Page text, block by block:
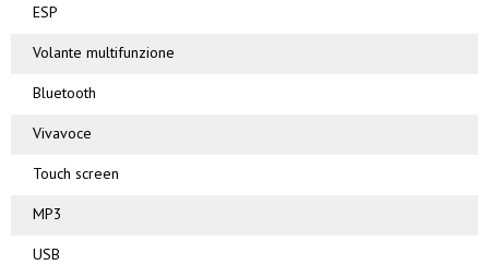
ESP
Volante multifunzione
Bluetooth
Vivavoce
Touch screen
MP3
USB